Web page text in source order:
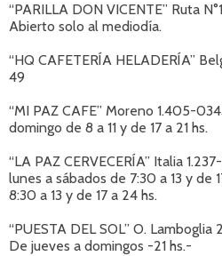
“PARILLA DON VICENTE” Ruta
Abierto solo al mediodía.
“HQ CAFETERÍA HELADERÍA”
49
“MI PAZ CAFE” Moreno 1.405-
domingo de 8 a 11 y de 17 a 21 hs.
“LA PAZ CERVECERÍA” Italia
lunes a sábados de 7:30 a 13 y de
8:30 a 13 y de 17 a 24 hs.
“PUESTA DEL SOL” O.
De jueves a domingos -21 hs.-